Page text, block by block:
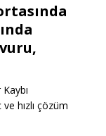
hızlı çözüm